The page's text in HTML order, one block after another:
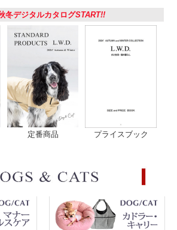
冬デジタルカタログSTART!!
定番商品 プライスブック